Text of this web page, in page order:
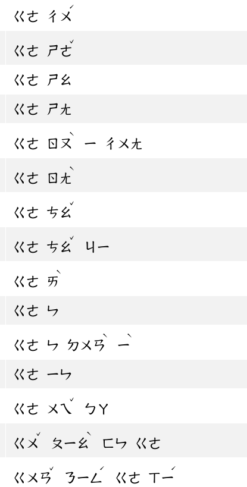
ㄍㄜ ㄔㄨ
ˊ
ㄍㄜ ㄕㄜ
ˇ
ㄍㄜ ㄕㄠ
ㄍㄜ ㄕㄤ
ㄍㄜ ㄖㄡ
ˋ
ㄧ ㄔㄨㄤ
ㄍㄜ ㄖㄤ
ˋ
ㄍㄜ ㄘㄠ
ˇ
ㄍㄜ ㄘㄠ
ˇ
ㄐㄧ
ㄍㄜ ㄞ
ˋ
ㄍㄜ ㄣ
ㄍㄜ ㄣ ㄉㄨㄢ
ˋ
ㄧ
ˋ
ㄍㄜ ㄧㄣ
ㄍㄜ ㄨㄟ
ˇ
ㄅㄚ
ㄍㄨ
ˇ
ㄆㄧㄠ
ˋ
ㄈㄣ ㄍㄜ
ㄍㄨㄢ
ˇ
ㄋㄧㄥ
ˊ
ㄍㄜ ㄒㄧ
ˊ